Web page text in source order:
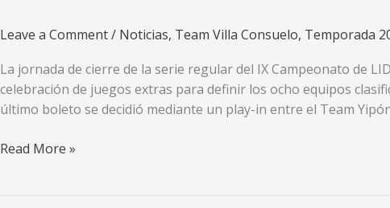
en
el
HR
Derby
Leave a Comment/ Noticias, Team Villa Consuelo, Temporada
La jornada de cierre de la serie regular del IX Campeonato de
celebración de juegos extras para definir los ocho equipos
último boleto se decidió mediante un play-in entre el Team
Drama
Read More »